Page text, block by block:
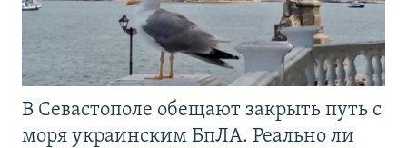
В Севастополе обещают закрыть путь с
моря украинским БпЛА. Реально ли